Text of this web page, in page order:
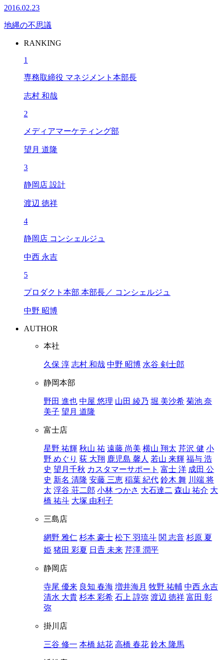
2016.02.23
地縄の不思議
RANKING
1
専務取締役 マネジメント本部長
志村 和哉
2
メディアマーケティング部
望月 道隆
3
静岡店 設計
渡辺 徳祥
4
静岡店 コンシェルジュ
中西 永吉
5
プロダクト本部 本部長／ コンシェルジュ
中野 昭博
AUTHOR
本社
久保 淳 志村 和哉 中野 昭博 水谷 剣士郎
静岡本部
野田 進也 中屋 悠理 山田 綾乃 堀 美沙希 菊池 奈
美子 望月 道隆
富士店
星野 祐輝 秋山 祐 遠藤 尚美 横山 翔太 芹沢 健 小
野 めぐり 荻 大翔 鹿児島 馨人 若山 来輝 福与 浩
史 望月千秋 カスタマーサポート 富士 洋 成田 公
史 新名 清隆 安藤 三恵 稲葉 紀代 鈴木 舞 川端 将
太 浮谷 荘二郎 小林 つかさ 大石達二 森山 祐介 大
橋 祐斗 大塚 由利子
三島店
網野 雅仁 杉本 豪士 松下 羽琉斗 関 志音 杉原 夏
姫 猪田 彩夏 日𠮷 未来 芹澤 潤平
静岡店
寺尾 優来 良知 春海 増井海月 牧野 祐輔 中西 永吉
清水 大貴 杉本 彩希 石上 諄弥 渡辺 徳祥 富田 彰
弥
掛川店
三谷 修一 本橋 結花 高橋 春花 鈴木 隆馬